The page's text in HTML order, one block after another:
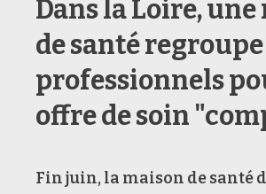
Dans la Loire,
de santé regroupe
professionnels
offre de soin
Fin juin, la maison de santé